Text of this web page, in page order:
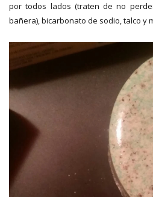
por todos lados (traten de no
bañera), bicarbonato de sodio, talco y